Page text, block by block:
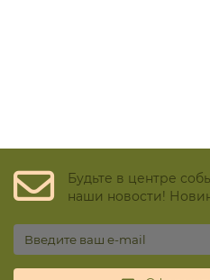
Будьте в центре
наши новости!